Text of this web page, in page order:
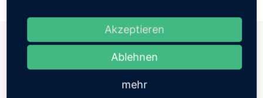
MTV BAD BEVENSEN
UNSEREÜBUNGSLEITER
Akzeptieren
Ablehnen
mehr